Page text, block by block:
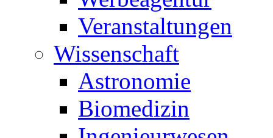
Veranstaltungen
Wissenschaft
Astronomie
Biomedizin